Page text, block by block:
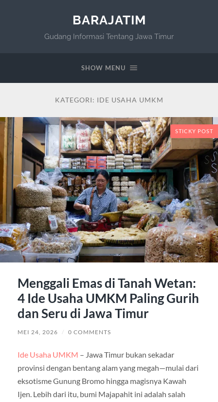
BARAJATIM
Gudang Informasi Tentang Jawa Timur
SHOW MENU
KATEGORI: IDE USAHA UMKM
STICKY POST
Menggali Emas di Tanah Wetan:
4 Ide Usaha UMKM Paling Gurih
dan Seru di Jawa Timur
MEI 24, 2026 / 0 COMMENTS
Ide Usaha UMKM – Jawa Timur bukan sekadar
provinsi dengan bentang alam yang megah—mulai dari
eksotisme Gunung Bromo hingga magisnya Kawah
Ijen. Lebih dari itu, bumi Majapahit ini adalah salah